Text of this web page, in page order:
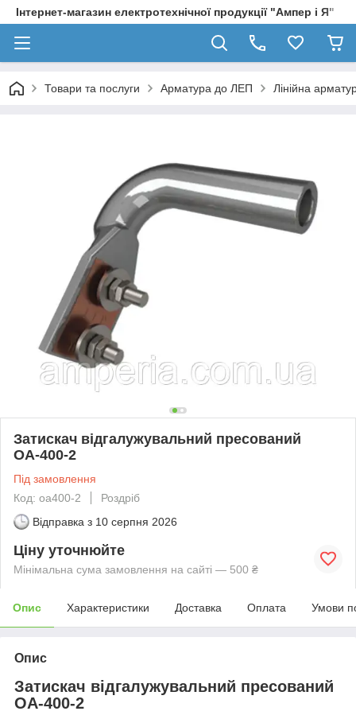
Інтернет-магазин електротехнічної продукції "Ампер і Я"
Товари та послуги Арматура до ЛЕП Лінійна
Затискач відгалужувальний пресований
ОА-400-2
Під замовлення
Код: оа400-2
Роздріб
Відправка з 10 серпня 2026
Ціну уточнюйте
Мінімальна сума замовлення на сайті — 500 ₴
Опис Характеристики Доставка Оплата Умови
Опис
Затискач відгалужувальний пресований
ОА-400-2